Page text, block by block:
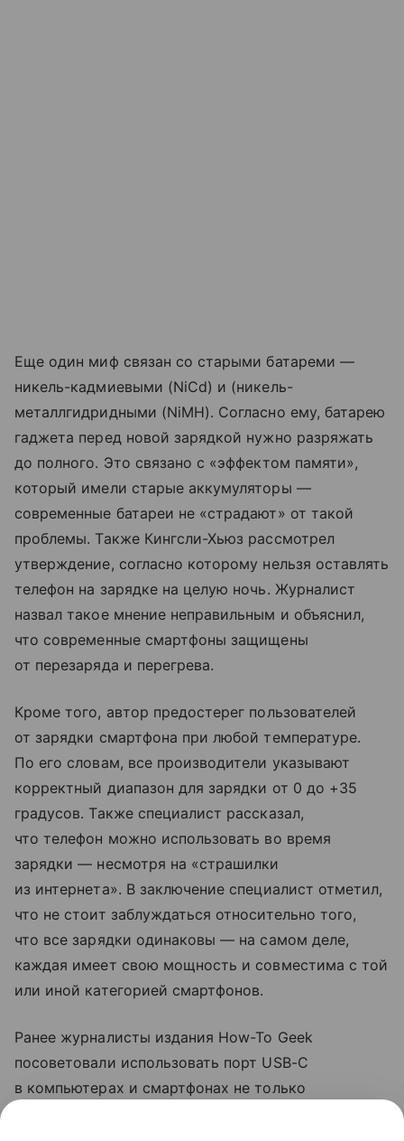
Еще один миф связан со старыми батареми —
никель-кадмиевыми (NiCd) и (никель-
металлгидридными (NiMH). Согласно ему, батарею
гаджета перед новой зарядкой нужно разряжать
до полного. Это связано с «эффектом памяти»,
который имели старые аккумуляторы —
современные батареи не «страдают» от такой
проблемы. Также Кингсли-Хьюз рассмотрел
утверждение, согласно которому нельзя оставлять
телефон на зарядке на целую ночь. Журналист
назвал такое мнение неправильным и объяснил,
что современные смартфоны защищены
от перезаряда и перегрева.
Кроме того, автор предостерег пользователей
от зарядки смартфона при любой температуре.
По его словам, все производители указывают
корректный диапазон для зарядки от 0 до +35
градусов. Также специалист рассказал,
что телефон можно использовать во время
зарядки — несмотря на «страшилки
из интернета». В заключение специалист отметил,
что не стоит заблуждаться относительно того,
что все зарядки одинаковы — на самом деле,
каждая имеет свою мощность и совместима с той
или иной категорией смартфонов.
Ранее журналисты издания How-To Geek
посоветовали использовать порт USB-C
в компьютерах и смартфонах не только